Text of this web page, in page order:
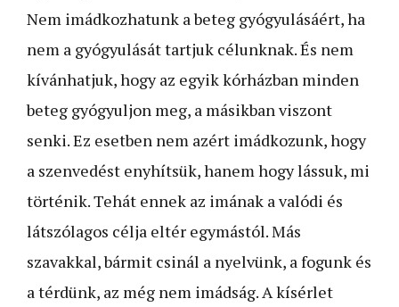
Nem imádkozhatunk a beteg gyógyulásáért, ha
nem a gyógyulását tartjuk célunknak. És nem
kívánhatjuk, hogy az egyik kórházban minden
beteg gyógyuljon meg, a másikban viszont
senki. Ez esetben nem azért imádkozunk, hogy
a szenvedést enyhítsük, hanem hogy lássuk, mi
történik. Tehát ennek az imának a valódi és
látszólagos célja eltér egymástól. Más
szavakkal, bármit csinál a nyelvünk, a fogunk és
a térdünk, az még nem imádság. A kísérlet